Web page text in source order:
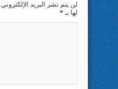
لن يتم نشر البريد
لها بـ *